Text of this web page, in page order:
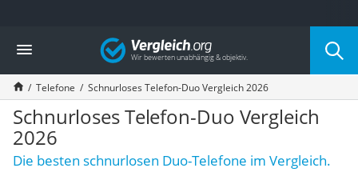
Die beliebtesten Vergleiche nach Kategorie
Elektronik
Powerstation
Monitor 32 Zoll 4K
Fernseher
Drucker
Desktop-PC
Monitor
Vergleich
Telefone Schnurloses Telefon-Duo Vergleich 2026
Schnurloses Telefon-Duo Vergleich
2026
Die besten schnurlosen Duo-Telefone im Vergleich.